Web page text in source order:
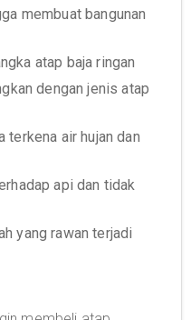
membuat bangunan
atap baja ringan
dengan jenis atap
terkena air hujan dan
api dan tidak
yang rawan terjadi